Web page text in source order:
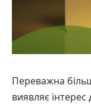
Переважна
виявляє